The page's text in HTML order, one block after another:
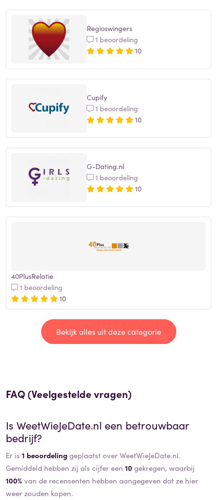
Regioswingers
1 beoordeling
10
Cupify
1 beoordeling
10
G-Dating.nl
1 beoordeling
10
40PlusRelatie
1 beoordeling
10
Bekijk alles uit deze categorie
FAQ (Veelgestelde vragen)
Is WeetWieJeDate.nl een betrouwbaar
bedrijf?
Er is 1 beoordelinggeplaatst over WeetWieJeDate.nl.
Gemiddeld hebben zij als cijfer een 10 gekregen, waarbij
100% van de recensenten hebben aangegeven dat ze hier
weer zouden kopen.